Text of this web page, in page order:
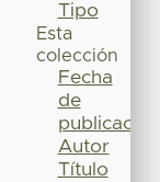
Tipo
Esta
colección
Fecha
de
publicación
Autor
Título